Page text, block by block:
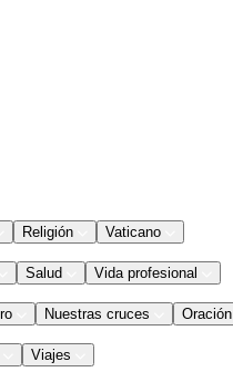
Religión Vaticano
Salud Vida profesional
Nuestras cruces Oración
Viajes